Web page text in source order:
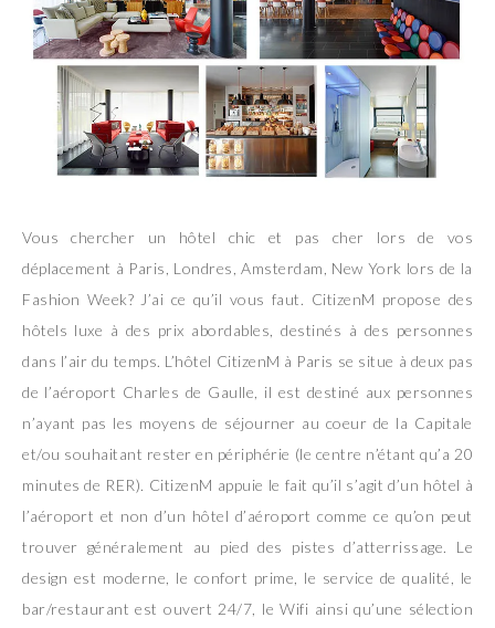
Vous chercher un hôtel chic et pas cher lors de vos
déplacement à Paris, Londres, Amsterdam, New York lors de la
Fashion Week? J’ai ce qu’il vous faut. CitizenM propose des
hôtels luxe à des prix abordables, destinés à des personnes
dans l’air du temps. L’hôtel CitizenM à Paris se situe à deux pas
de l’aéroport Charles de Gaulle, il est destiné aux personnes
n’ayant pas les moyens de séjourner au coeur de la Capitale
et/ou souhaitant rester en périphérie (le centre n’étant qu’a 20
minutes de RER). CitizenM appuie le fait qu’il s’agit d’un hôtel à
l’aéroport et non d’un hôtel d’aéroport comme ce qu’on peut
trouver généralement au pied des pistes d’atterrissage. Le
design est moderne, le confort prime, le service de qualité, le
bar/restaurant est ouvert 24/7, le Wifi ainsi qu’une sélection